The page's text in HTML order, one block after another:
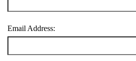
Email Address: